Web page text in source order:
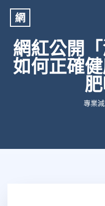
網
網紅公開「
如何正確
專業